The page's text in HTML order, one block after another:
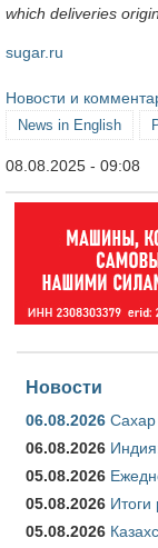
which deliveries
sugar.ru
Новости и
News in English
08.08.2025 - 09:08
Новости
06.08.2026
06.08.2026
05.08.2026
05.08.2026 Итоги
05.08.2026